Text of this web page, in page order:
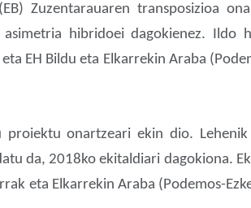
Zuzentarauaren transposizioa
hibridoei dagokienez. Ildo
EH Bildu eta Elkarrekin Araba
onartzeari ekin dio.
da, 2018ko ekitaldiari dagokiona.
eta Elkarrekin Araba (Podemos-